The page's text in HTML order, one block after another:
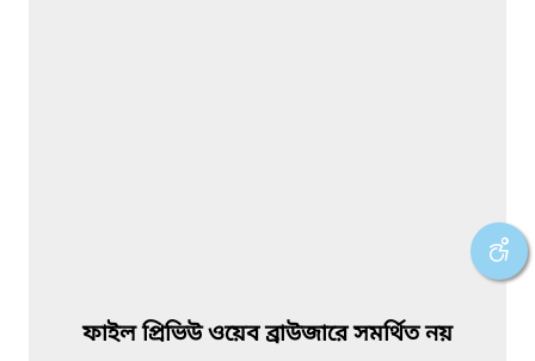
ফাইল প্রিভিউ ওয়েব ব্রাউজারে সমর্থিত নয়